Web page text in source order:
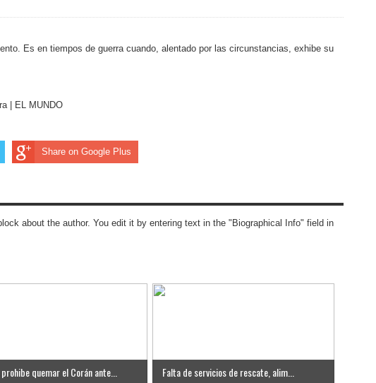
Es en tiempos de guerra cuando, alentado por las circunstancias, exhibe su
| EL MUNDO
Share on Google Plus
about the author. You edit it by entering text in the "Biographical Info" field in
quemar el Corán ante... Falta de servicios de rescate, alim...